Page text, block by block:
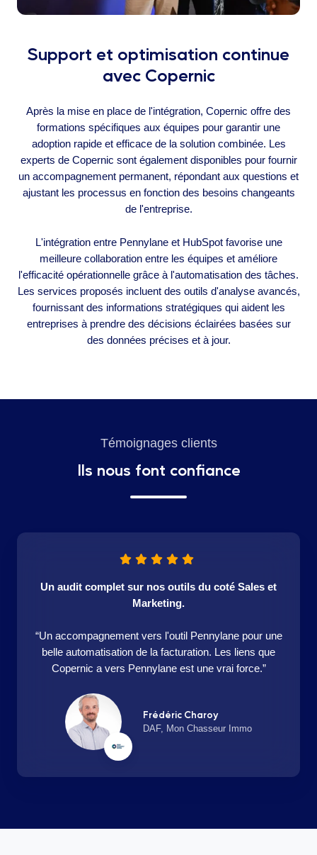
Support et optimisation continue
avec Copernic
Après la mise en place de l'intégration, Copernic offre des
formations spécifiques aux équipes pour garantir une
adoption rapide et efficace de la solution combinée. Les
experts de Copernic sont également disponibles pour fournir
un accompagnement permanent, répondant aux questions et
ajustant les processus en fonction des besoins changeants
de l'entreprise.
L'intégration entre Pennylane et HubSpot favorise une
meilleure collaboration entre les équipes et améliore
l'efficacité opérationnelle grâce à l'automatisation des tâches.
Les services proposés incluent des outils d'analyse avancés,
fournissant des informations stratégiques qui aident les
entreprises à prendre des décisions éclairées basées sur
des données précises et à jour.
Témoignages clients
Ils nous font confiance
Un audit complet sur nos outils du coté Sales et
Marketing.
“Un accompagnement vers l'outil Pennylane pour une
belle automatisation de la facturation. Les liens que
Copernic a vers Pennylane est une vrai force.”
Frédéric Charoy
DAF, Mon Chasseur Immo